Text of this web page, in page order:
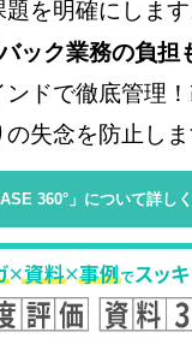
を明確にします
ック業務の負担
ンドで徹底管理
失念を防止しま
360°」について詳し